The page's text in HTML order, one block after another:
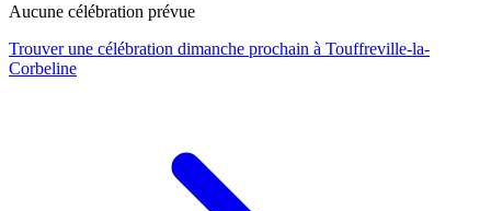
Aucune célébration prévue
Trouver une célébration dimanche prochain à Touffreville-la-
Corbeline